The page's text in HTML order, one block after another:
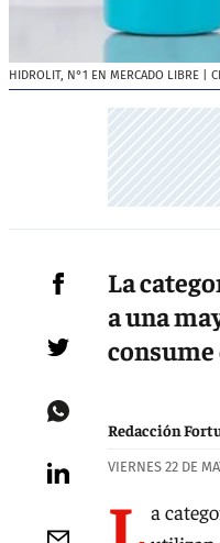
HIDROLIT, N°1 EN MERCADO LIBRE |
La
a una
consume
Redacción
VIERNES 22 DE
a